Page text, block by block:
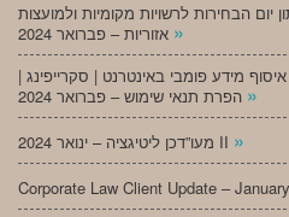
יום הבחירות לרשויות מקומיות ולמועצות
»
איסוף מידע פומבי באינטרנט | סקרייפינג |
»
מעו”דכן ליטיגציה – ינואר 2024 II »
Corporate Law Client Update –